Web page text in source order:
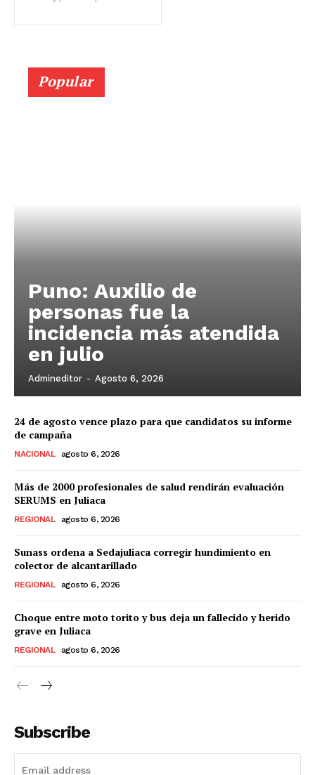
Popular
Puno: Auxilio de
personas fue la
incidencia más atendida
en julio
Admineditor - Agosto 6, 2026
24 de agosto vence plazo para que candidatos su informe
de campaña
NACIONAL agosto 6, 2026
Más de 2000 profesionales de salud rendirán evaluación
SERUMS en Juliaca
REGIONAL agosto 6, 2026
Sunass ordena a Sedajuliaca corregir hundimiento en
colector de alcantarillado
REGIONAL agosto 6, 2026
Choque entre moto torito y bus deja un fallecido y herido
grave en Juliaca
REGIONAL agosto 6, 2026
Subscribe